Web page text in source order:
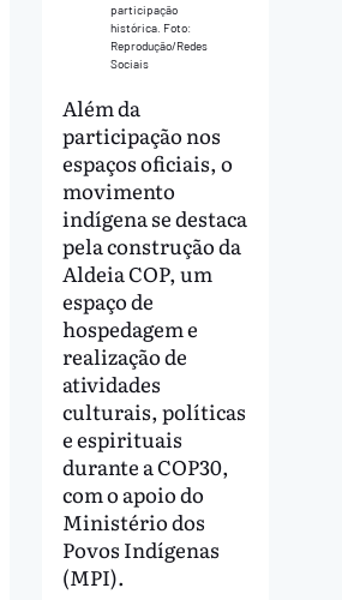
participação
histórica. Foto:
Reprodução/Redes
Sociais
Além da
participação nos
espaços oficiais, o
movimento
indígena se destaca
pela construção da
Aldeia COP, um
espaço de
hospedagem e
realização de
atividades
culturais, políticas
e espirituais
durante a COP30,
com o apoio do
Ministério dos
Povos Indígenas
(MPI).